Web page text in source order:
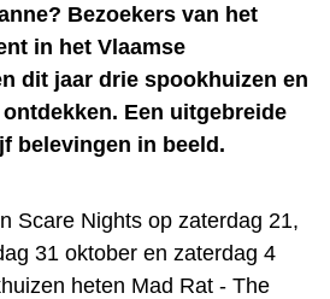
Bezoekers van het
in het Vlaamse
dit jaar drie spookhuizen en
Een uitgebreide
belevingen in beeld.
Scare Nights op zaterdag 21,
31 oktober en zaterdag 4
heten Mad Rat - The